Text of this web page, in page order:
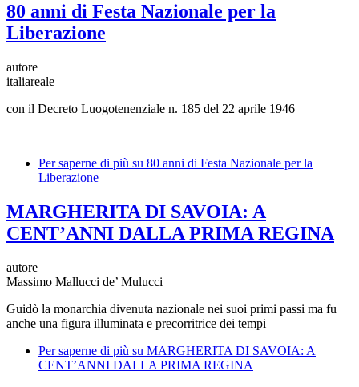
80 anni di Festa Nazionale per la
Liberazione
autore
italiareale
con il Decreto Luogotenenziale n. 185 del 22 aprile 1946
Per saperne di più su 80 anni di Festa Nazionale per la
Liberazione
MARGHERITA DI SAVOIA: A
CENT’ANNI DALLA PRIMA REGINA
autore
Massimo Mallucci de’ Mulucci
Guidò la monarchia divenuta nazionale nei suoi primi passi ma fu
anche una figura illuminata e precorritrice dei tempi
Per saperne di più su MARGHERITA DI SAVOIA: A
CENT’ANNI DALLA PRIMA REGINA